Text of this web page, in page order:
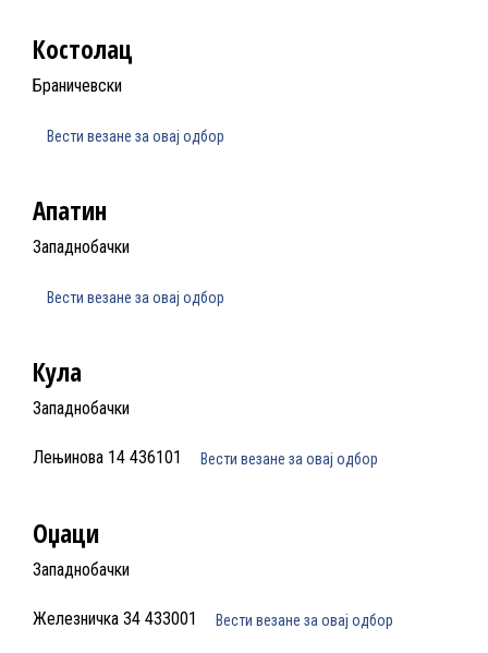
Костолац
Браничевски
Вести везане за овај одбор
Апатин
Западнобачки
Вести везане за овај одбор
Кула
Западнобачки
Лењинова 14 436101 Вести везане за овај одбор
Оџаци
Западнобачки
Железничка 34 433001 Вести везане за овај одбор